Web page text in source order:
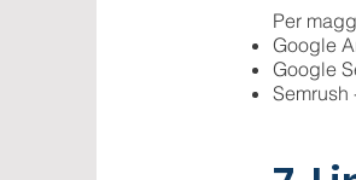
Per
Google
Google
Semrush